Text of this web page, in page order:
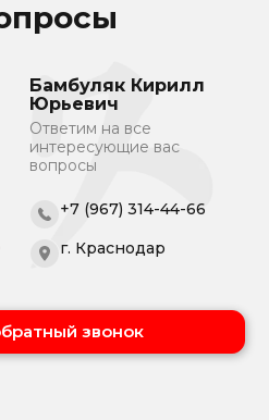
Бамбуляк Кирилл
Юрьевич
Ответим на все
интересующие вас
вопросы
+7 (967) 314-44-66
г. Краснодар
звонок